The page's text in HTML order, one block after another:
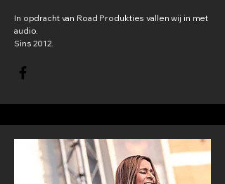
In opdracht van Road Produkties vallen wij in met
audio.
Sins 2012.